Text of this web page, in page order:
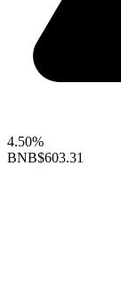
4.50%
BNB$603.31